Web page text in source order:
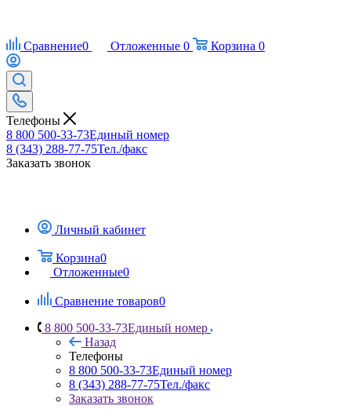
Сравнение0 Отложенные 0 Корзина 0
Телефоны
8 800 500-33-73Единый номер
8 (343) 288-77-75Тел./факс
Заказать звонок
Личный кабинет
Корзина0
Отложенные0
Сравнение товаров0
8 800 500-33-73Единый номер
Назад
Телефоны
8 800 500-33-73Единый номер
8 (343) 288-77-75Тел./факс
Заказать звонок